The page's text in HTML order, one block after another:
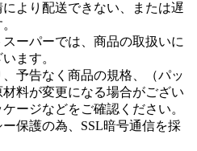
より配送できない、または遅
ーパーでは、商品の取扱いに
ます。
予告なく商品の規格、（パッ
料が変更になる場合がござい
ージなどをご確認ください。
保護の為、SSL暗号通信を採